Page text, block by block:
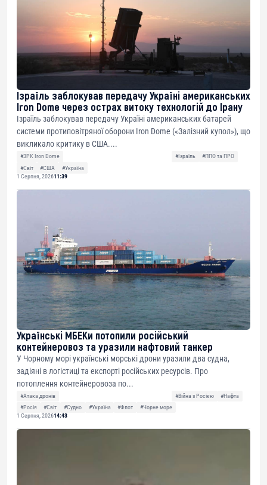
Ізраїль заблокував передачу Україні американських
Iron Dome через острах витоку технологій до Ірану
Ізраїль заблокував передачу Україні американських батарей
системи протиповітряної оборони Iron Dome («Залізний купол»), що
викликало критику в США....
#ЗРК Iron Dome #Ізраїль
#ППО та ПРО
#Світ
#США
#Україна
1 Серпня, 202611:39
Українські МБЕКи потопили російський
контейнеровоз та уразили нафтовий танкер
У Чорному морі українські морські дрони уразили два судна,
задіяні в логістиці та експорті російських ресурсів. Про
потоплення контейнеровоза по...
#Атака дронів #Війна з Росією
#Нафта
#Росія
#Світ #Судно #Україна #Флот
#Чорне море
1 Серпня, 202614:43